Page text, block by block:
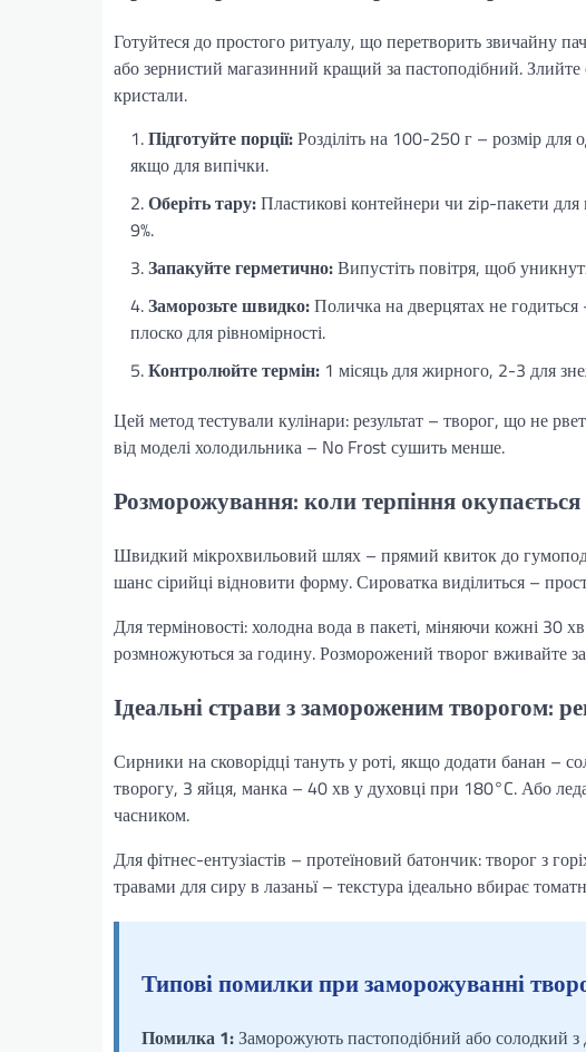
Готуйтеся до простого ритуалу, що перетворить звичайну
або зернистий магазинний кращий за пастоподібний.
кристали.
Підготуйте порції:Розділіть на 100-250 г – розмір для
якщо для випічки.
Оберіть тару:Пластикові контейнери чи zip-пакети
9%.
Запакуйте герметично:Випустіть повітря, щоб
Заморозьте швидко:Поличка на дверцятах не
плоско для рівномірності.
Контролюйте термін: 1 місяць для жирного, 2-3 для
Цей метод тестували кулінари: результат – творог, що не
від моделі холодильника – No Frost сушить менше.
Розморожування: коли терпіння
Швидкий мікрохвильовий шлях – прямий квиток до
шанс сірийці відновити форму. Сироватка виділиться –
Для терміновості: холодна вода в пакеті, міняючи кожні 30
розмножуються за годину. Розморожений творог вживайте
Ідеальні страви з замороженим творогом:
Сирники на сковорідці тануть у роті, якщо додати банан –
творогу, 3 яйця, манка – 40 хв у духовці при 180°C. Або
часником.
Для фітнес-ентузіастів – протеїновий батончик: творог з
травами для сиру в лазаньї – текстура ідеально вбирає
Типові помилки при заморожуванні
Помилка 1:Заморожують пастоподібний або солодкий